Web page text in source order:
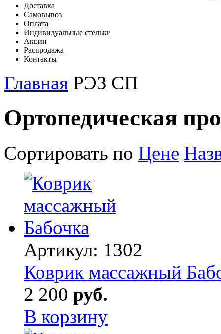
Доставка
Самовывоз
Оплата
Индивидуальные стельки
Акции
Распродажа
Контакты
Главная РЭЗ СП
Ортопедическая
Сортировать по Цене
Артикул: 1302
Коврик массажный
2 200 руб.
В корзину